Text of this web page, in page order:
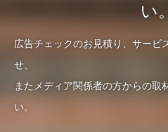
い。
広告チェックのお見積り、サービ
せ、
またメディア関係者の方からの取
い。